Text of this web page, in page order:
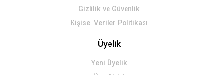
Gizlilik ve Güvenlik
Kişisel Veriler Politikası
Üyelik
Yeni Üyelik